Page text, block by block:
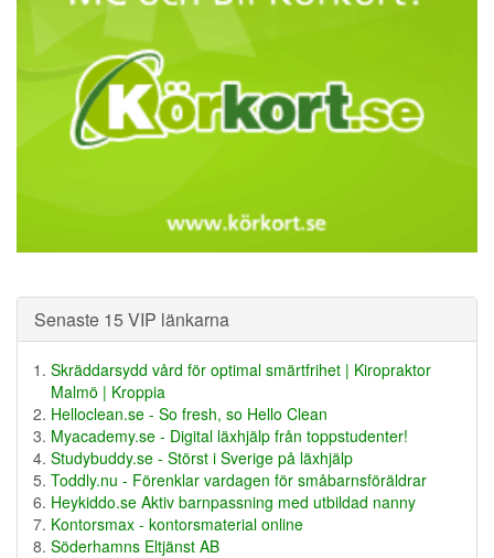
Senaste 15 VIP länkarna
Skräddarsydd vård för optimal smärtfrihet | Kiropraktor
Malmö | Kroppia
Helloclean.se - So fresh, so Hello Clean
Myacademy.se - Digital läxhjälp från toppstudenter!
Studybuddy.se - Störst i Sverige på läxhjälp
Toddly.nu - Förenklar vardagen för småbarnsföräldrar
Heykiddo.se Aktiv barnpassning med utbildad nanny
Kontorsmax - kontorsmaterial online
Söderhamns Eltjänst AB